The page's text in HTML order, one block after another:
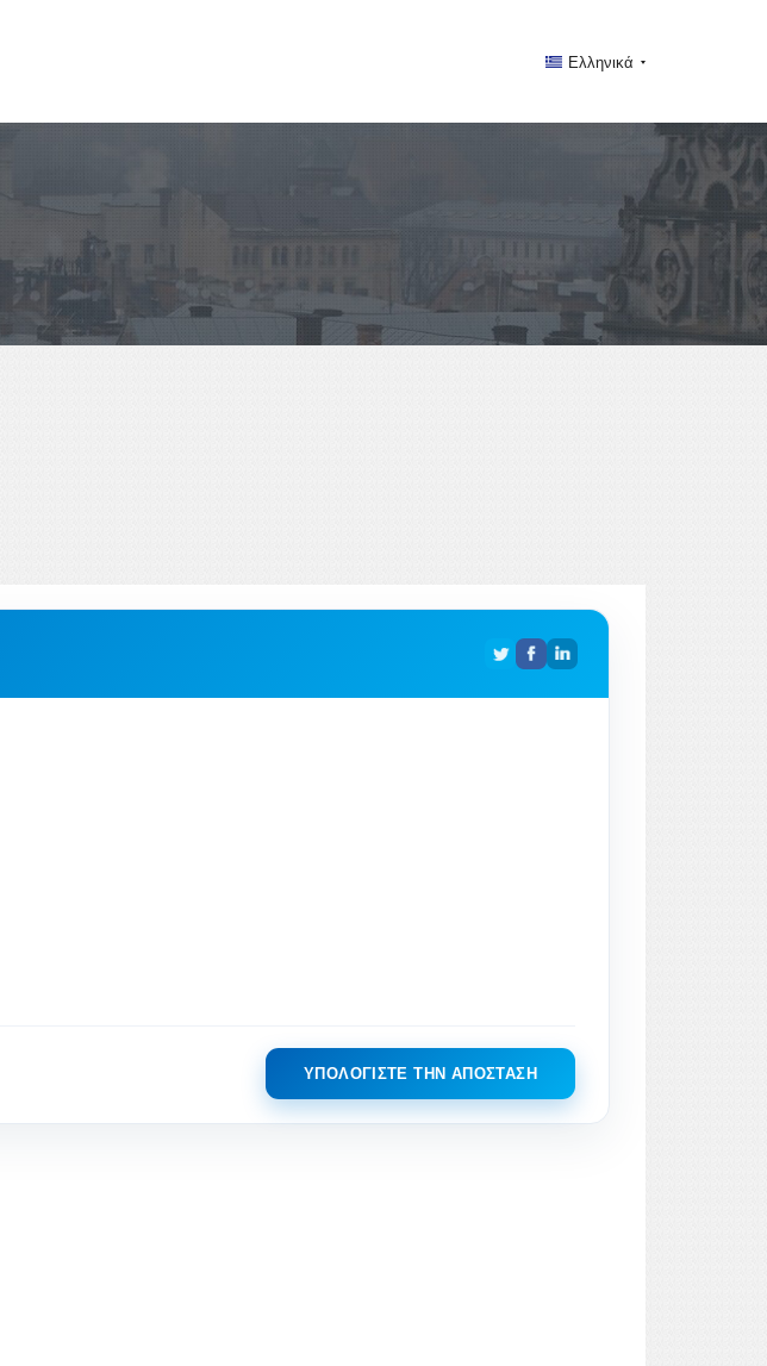
Ελληνικά
ΥΠΟΛΟΓΊΣΤΕ ΤΗΝ ΑΠΌΣΤΑΣΗ